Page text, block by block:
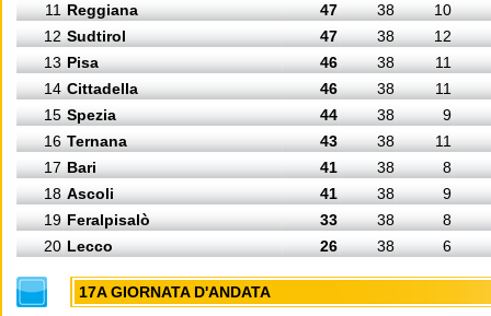
11 Reggiana 47 38
10
12 Sudtirol 47 38
12
13 Pisa 46 38
11
14 Cittadella 46 38
11
15 Spezia 44 38
9
16 Ternana 43 38
11
17 Bari 41 38
8
18 Ascoli 41 38
9
19 Feralpisalò 33 38
8
20 Lecco 26 38 6
17A GIORNATA D'ANDATA